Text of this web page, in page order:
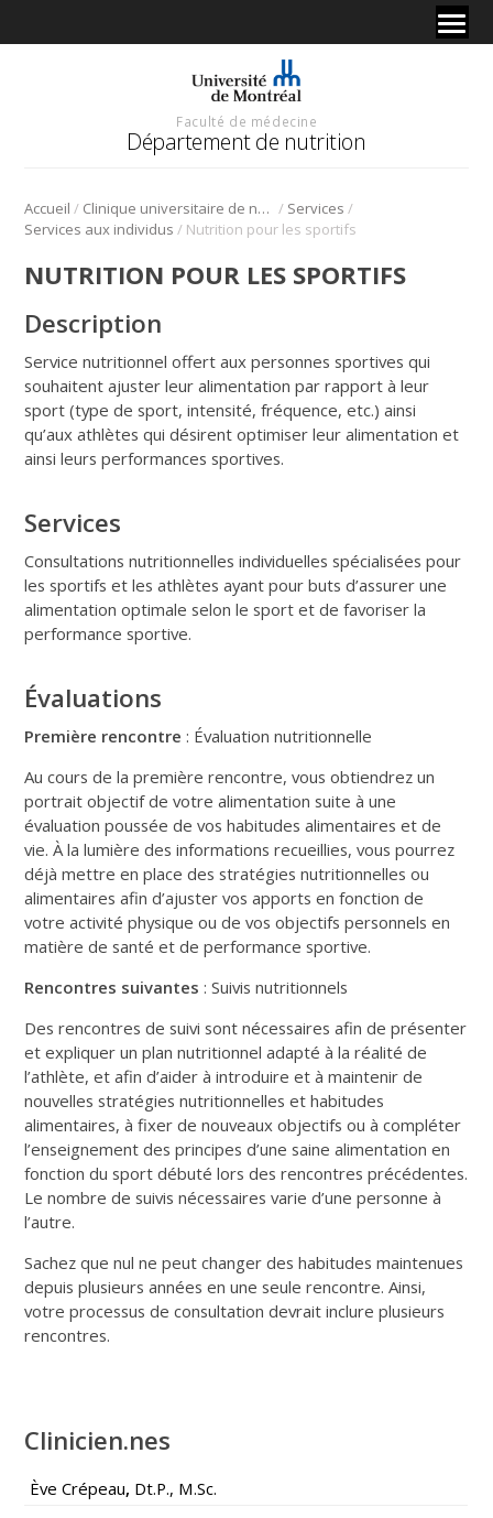
Faculté de médecine
Département de nutrition
Accueil / Clinique universitaire de nutrition / Services /
Services aux individus / Nutrition pour les sportifs
NUTRITION POUR LES SPORTIFS
Description
Service nutritionnel offert aux personnes sportives qui
souhaitent ajuster leur alimentation par rapport à leur
sport (type de sport, intensité, fréquence, etc.) ainsi
qu’aux athlètes qui désirent optimiser leur alimentation et
ainsi leurs performances sportives.
Services
Consultations nutritionnelles individuelles spécialisées pour
les sportifs et les athlètes ayant pour buts d’assurer une
alimentation optimale selon le sport et de favoriser la
performance sportive.
Évaluations
Première rencontre : Évaluation nutritionnelle
Au cours de la première rencontre, vous obtiendrez un
portrait objectif de votre alimentation suite à une
évaluation poussée de vos habitudes alimentaires et de
vie. À la lumière des informations recueillies, vous pourrez
déjà mettre en place des stratégies nutritionnelles ou
alimentaires afin d’ajuster vos apports en fonction de
votre activité physique ou de vos objectifs personnels en
matière de santé et de performance sportive.
Rencontres suivantes : Suivis nutritionnels
Des rencontres de suivi sont nécessaires afin de présenter
et expliquer un plan nutritionnel adapté à la réalité de
l’athlète, et afin d’aider à introduire et à maintenir de
nouvelles stratégies nutritionnelles et habitudes
alimentaires, à fixer de nouveaux objectifs ou à compléter
l’enseignement des principes d’une saine alimentation en
fonction du sport débuté lors des rencontres précédentes.
Le nombre de suivis nécessaires varie d’une personne à
l’autre.
Sachez que nul ne peut changer des habitudes maintenues
depuis plusieurs années en une seule rencontre. Ainsi,
votre processus de consultation devrait inclure plusieurs
rencontres.
Clinicien.nes
Ève Crépeau, Dt.P., M.Sc.